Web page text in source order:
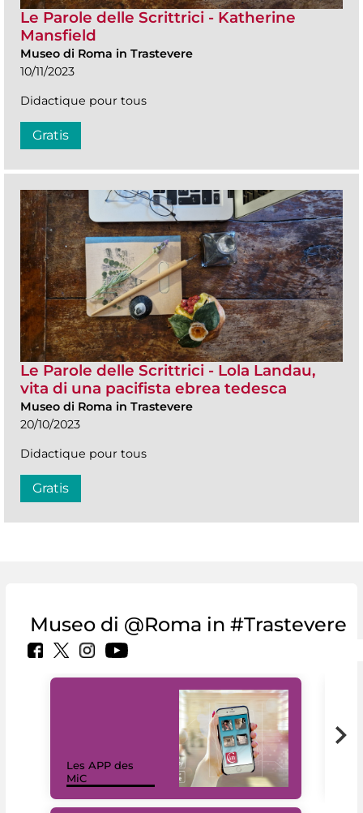
Le Parole delle Scrittrici - Katherine
Mansfield
Museo di Roma in Trastevere
10/11/2023
Didactique pour tous
Gratis
Le Parole delle Scrittrici - Lola Landau,
vita di una pacifista ebrea tedesca
Museo di Roma in Trastevere
20/10/2023
Didactique pour tous
Gratis
Museo di @Roma in #Trastevere
Les APP des
MiC